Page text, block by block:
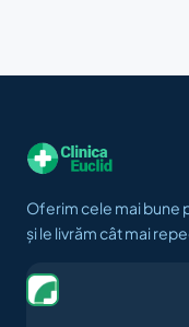
Oferim cele mai bune
și le livrăm cât mai